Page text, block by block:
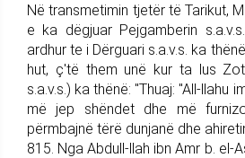
Në transmetimin tjetër të Tarikut,
e ka dëgjuar Pej­gam­be­rin
ardhur te i Dërguari s.a.v.s. ka
hut, ç'të them unë kur ta lus
s.a.v.s.) ka thënë: "Thuaj: "All-llahu
më jep shëndet dhe më
përmbajnë tërë dunjanë dhe
815. Nga Abdull-llah ibn Amr b. el-